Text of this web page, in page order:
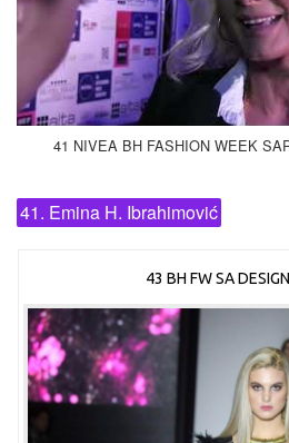
41 NIVEA BH FASHION WEEK
41. Emina H. Ibrahimović
43 BH FW SA